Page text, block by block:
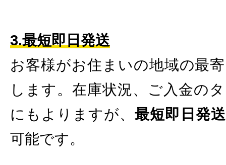
3.最短即日発送
お客様がお住まいの地域の最
します。在庫状況、ご入金の
にもよりますが、最短即日発
可能です。